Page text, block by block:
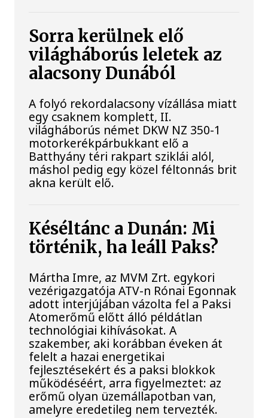
Sorra kerülnek elő
világháborús leletek az
alacsony Dunából
A folyó rekordalacsony vízállása miatt
egy csaknem komplett, II.
világháborús német DKW NZ 350-1
motorkerékpárbukkant elő a
Batthyány téri rakpart sziklái alól,
máshol pedig egy közel féltonnás brit
akna került elő.
Késéltánc a Dunán: Mi
történik, ha leáll Paks?
Mártha Imre, az MVM Zrt. egykori
vezérigazgatója ATV-n Rónai Egonnak
adott interjújában vázolta fel a Paksi
Atomerőmű előtt álló példátlan
technológiai kihívásokat. A
szakember, aki korábban éveken át
felelt a hazai energetikai
fejlesztésekért és a paksi blokkok
működéséért, arra figyelmeztet: az
erőmű olyan üzemállapotban van,
amelyre eredetileg nem tervezték.